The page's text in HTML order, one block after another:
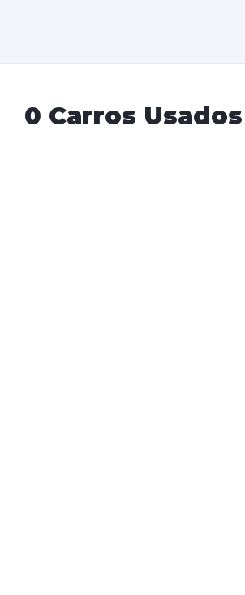
0 Carros Usados